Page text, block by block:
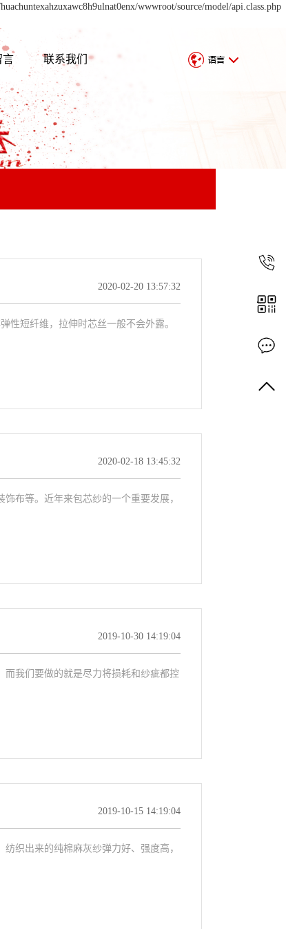
wwwroot/source/model/api.class.php
言 联系我们
2020-02-20 13:57:32
性短纤维，拉伸时芯丝一般不会外露。
2020-02-18 13:45:32
布等。近年来包芯纱的一个重要发展，
2019-10-30 14:19:04
我们要做的就是尽力将损耗和纱疵都控
2019-10-15 14:19:04
织出来的纯棉麻灰纱弹力好、强度高，